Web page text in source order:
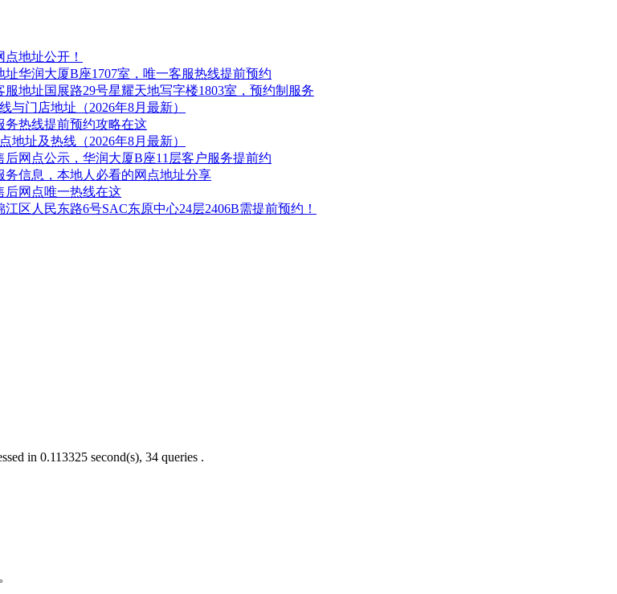
地址公开！
华润大厦B座1707室，唯一客服热线提前预约
地址国展路29号星耀天地写字楼1803室，预约制服务
门店地址（2026年8月最新）
务热线提前预约攻略在这
址及热线（2026年8月最新）
网点公示，华润大厦B座11层客户服务提前约
务信息，本地人必看的网点地址分享
后网点唯一热线在这
区人民东路6号SAC东原中心24层2406B需提前预约！
in 0.113325 second(s), 34 queries .